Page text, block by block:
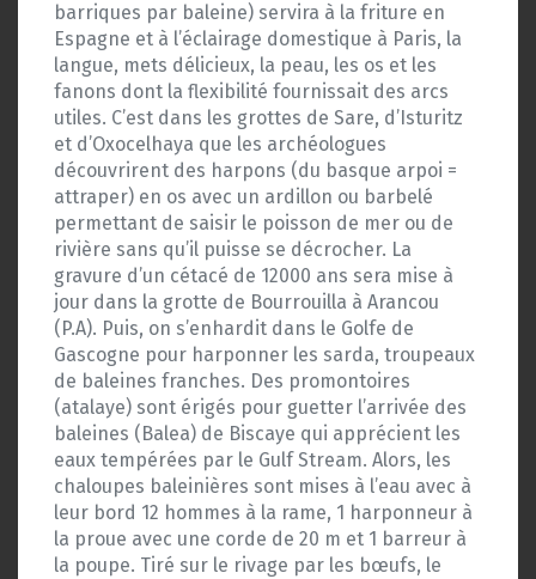
barriques par baleine) servira à la friture en
Espagne et à l’éclairage domestique à Paris, la
langue, mets délicieux, la peau, les os et les
fanons dont la flexibilité fournissait des arcs
utiles. C’est dans les grottes de Sare, d’Isturitz
et d’Oxocelhaya que les archéologues
découvrirent des harpons (du basque arpoi =
attraper) en os avec un ardillon ou barbelé
permettant de saisir le poisson de mer ou de
rivière sans qu’il puisse se décrocher. La
gravure d’un cétacé de 12000 ans sera mise à
jour dans la grotte de Bourrouilla à Arancou
(P.A). Puis, on s’enhardit dans le Golfe de
Gascogne pour harponner les sarda, troupeaux
de baleines franches. Des promontoires
(atalaye) sont érigés pour guetter l’arrivée des
baleines (Balea) de Biscaye qui apprécient les
eaux tempérées par le Gulf Stream. Alors, les
chaloupes baleinières sont mises à l’eau avec à
leur bord 12 hommes à la rame, 1 harponneur à
la proue avec une corde de 20 m et 1 barreur à
la poupe. Tiré sur le rivage par les bœufs, le